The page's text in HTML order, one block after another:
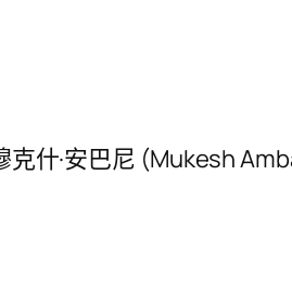
什·安巴尼 (Mukesh